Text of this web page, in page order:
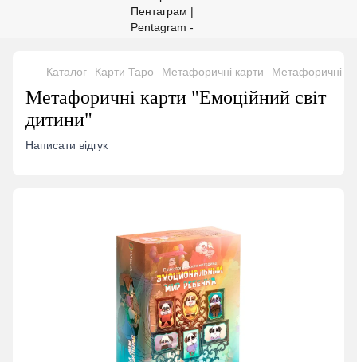
Каталог Карти Таро Метафоричні карти Метафоричні
Метафоричні карти "Емоційний світ
дитини"
Написати відгук